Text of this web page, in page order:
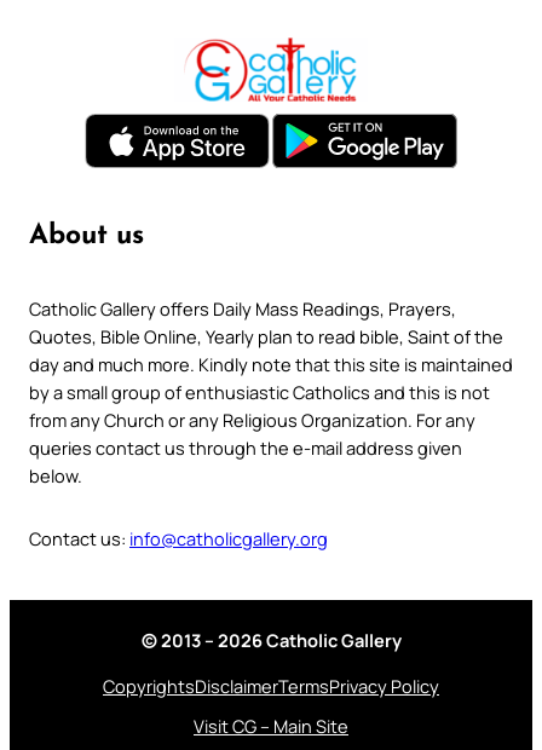
About us
Catholic Gallery offers Daily Mass Readings, Prayers,
Quotes, Bible Online, Yearly plan to read bible, Saint of the
day and much more. Kindly note that this site is maintained
by a small group of enthusiastic Catholics and this is not
from any Church or any Religious Organization. For any
queries contact us through the e-mail address given
below.
Contact us: info@catholicgallery.org
© 2013 – 2026 Catholic Gallery
CopyrightsDisclaimerTermsPrivacy Policy
Visit CG – Main Site